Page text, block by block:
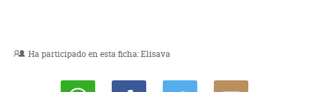
Ha participado en esta ficha:Elisava